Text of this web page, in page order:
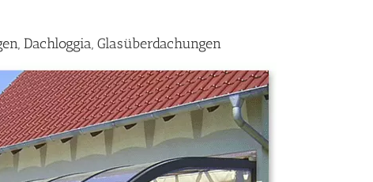
Dachloggia, Glasüberdachungen